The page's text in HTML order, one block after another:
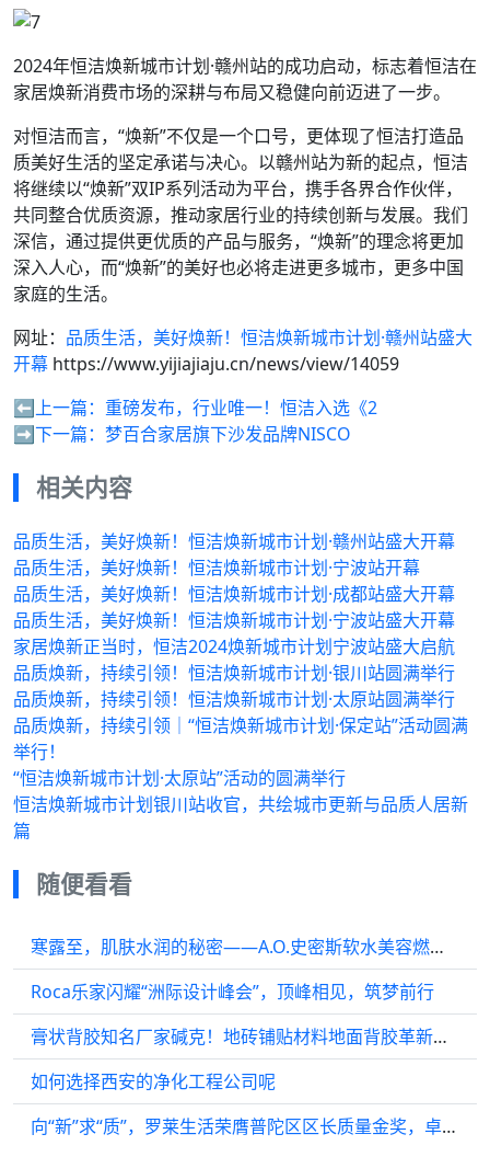
2024年恒洁焕新城市计划·赣州站的成功启动，标志着恒洁在
家居焕新消费市场的深耕与布局又稳健向前迈进了一步。
对恒洁而言，“焕新”不仅是一个口号，更体现了恒洁打造品
质美好生活的坚定承诺与决心。以赣州站为新的起点，恒洁
将继续以“焕新”双IP系列活动为平台，携手各界合作伙伴，
共同整合优质资源，推动家居行业的持续创新与发展。我们
深信，通过提供更优质的产品与服务，“焕新”的理念将更加
深入人心，而“焕新”的美好也必将走进更多城市，更多中国
家庭的生活。
网址： 品质生活，美好焕新！恒洁焕新城市计划·赣州站盛大
开幕 https://www.yijiajiaju.cn/news/view/14059
⬅️上一篇： 重磅发布，行业唯一！恒洁入选《2
➡️下一篇： 梦百合家居旗下沙发品牌NISCO
相关内容
品质生活，美好焕新！恒洁焕新城市计划·赣州站盛大开幕
品质生活，美好焕新！恒洁焕新城市计划·宁波站开幕
品质生活，美好焕新！恒洁焕新城市计划·成都站盛大开幕
品质生活，美好焕新！恒洁焕新城市计划·宁波站盛大开幕
家居焕新正当时，恒洁2024焕新城市计划宁波站盛大启航
品质焕新，持续引领！恒洁焕新城市计划·银川站圆满举行
品质焕新，持续引领！恒洁焕新城市计划·太原站圆满举行
品质焕新，持续引领｜“恒洁焕新城市计划·保定站”活动圆满
举行！
“恒洁焕新城市计划·太原站”活动的圆满举行
恒洁焕新城市计划银川站收官，共绘城市更新与品质人居新
篇
随便看看
寒露至，肌肤水润的秘密——A.O.史密斯软水美容燃气热水器
Roca乐家闪耀“洲际设计峰会”，顶峰相见，筑梦前行
膏状背胶知名厂家碱克！地砖铺贴材料地面背胶革新上市！
如何选择西安的净化工程公司呢
向“新”求“质”，罗莱生活荣膺普陀区区长质量金奖，卓越品质再获认可！